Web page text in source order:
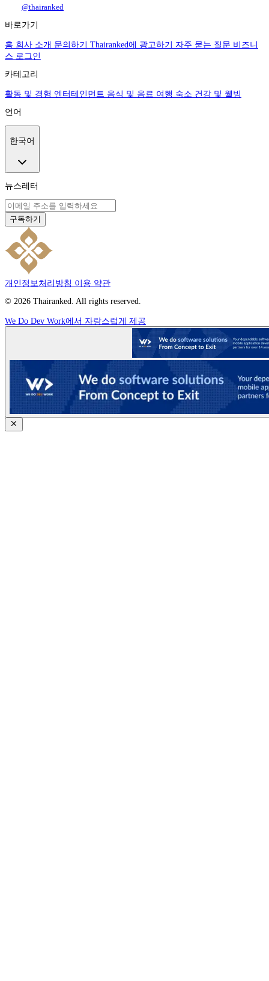
@thairanked
바로가기
홈 회사 소개 문의하기 Thairanked에 광고하기 자주 묻는 질문 비즈니
스 로그인
카테고리
활동 및 경험 엔터테인먼트 음식 및 음료 여행 숙소 건강 및 웰빙
언어
한국어
뉴스레터
구독하기
개인정보처리방침 이용 약관
© 2026 Thairanked. All rights reserved.
We Do Dev Work에서 자랑스럽게 제공